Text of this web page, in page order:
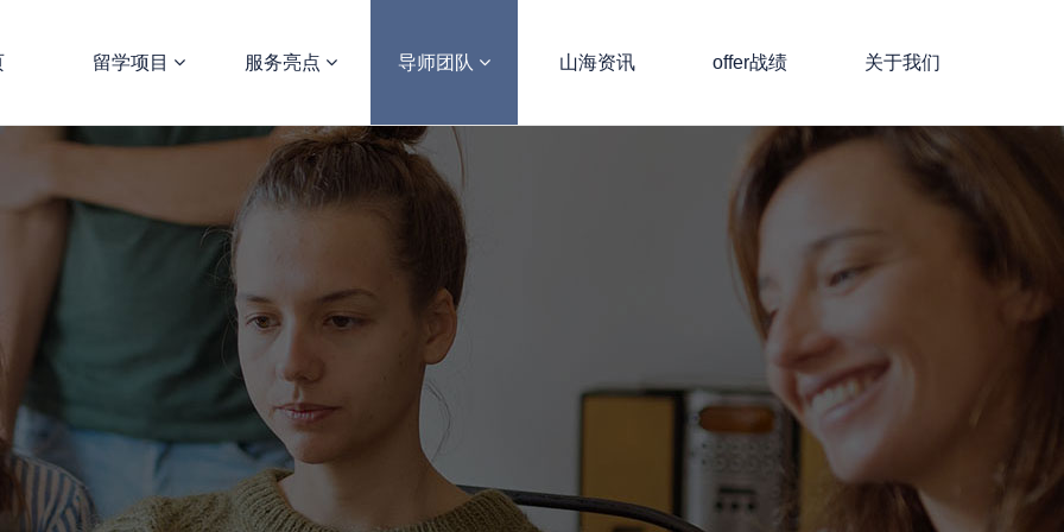
留学项目 服务亮点 导师团队 山海资讯 offer战绩 关于我们